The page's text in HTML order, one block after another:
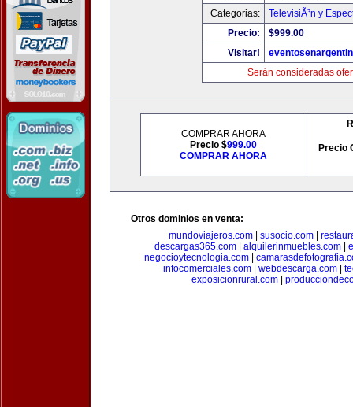
Categorias:
TelevisiÃ³n y
Precio:
$999.00
Visitar!
Serán consideradas
COMPRAR AHORA
Precio $999.00
COMPRAR AHORA
Precio
Otros dominios en venta:
mundoviajeros.com| susocio.com|
descargas365.com| alquilerinmuebles.com|
negocioytecnologia.com
infocomerciales.com| webdescarga.com|
exposicionrural.com